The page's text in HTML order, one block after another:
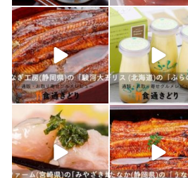
shokutuu_kidori
1月 26
shokutuu_kidori
1月 24
shokutuu_kidori shokutuu_kidori